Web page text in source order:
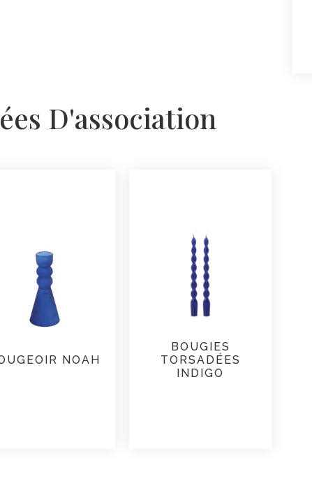
D'association
NOAH
BOUGIES
TORSADÉES
INDIGO